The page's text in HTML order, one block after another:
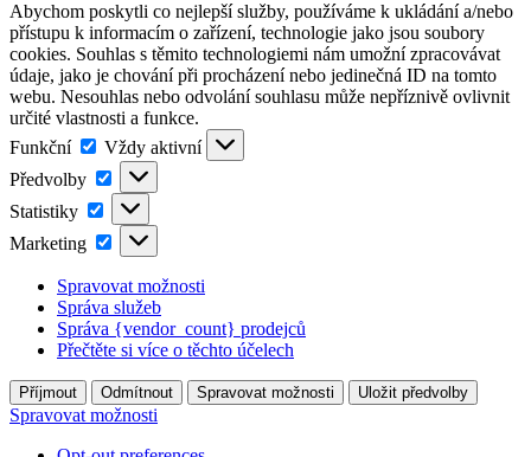
Abychom poskytli co nejlepší služby, používáme k ukládání a/nebo
přístupu k informacím o zařízení, technologie jako jsou soubory
cookies. Souhlas s těmito technologiemi nám umožní zpracovávat
údaje, jako je chování při procházení nebo jedinečná ID na tomto
webu. Nesouhlas nebo odvolání souhlasu může nepříznivě ovlivnit
určité vlastnosti a funkce.
Funkční
Funkční
Vždy aktivní
Předvolby
Předvolby
Statistiky Statistiky
Marketing Marketing
Spravovat možnosti
Správa služeb
Správa {vendor_count} prodejců
Přečtěte si více o těchto účelech
Příjmout Odmítnout Spravovat možnosti Uložit předvolby
Spravovat možnosti